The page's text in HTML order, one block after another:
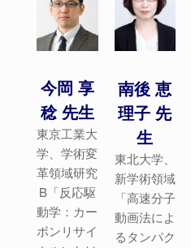
今岡 享
稔 先生
東京工業大
学、学術変
革領域研究
B「反応駆
動学：カー
ボンリサイ
南後 恵
理子 先
生
東北大学、
新学術領域
「高速分子
動画法によ
るタンパク